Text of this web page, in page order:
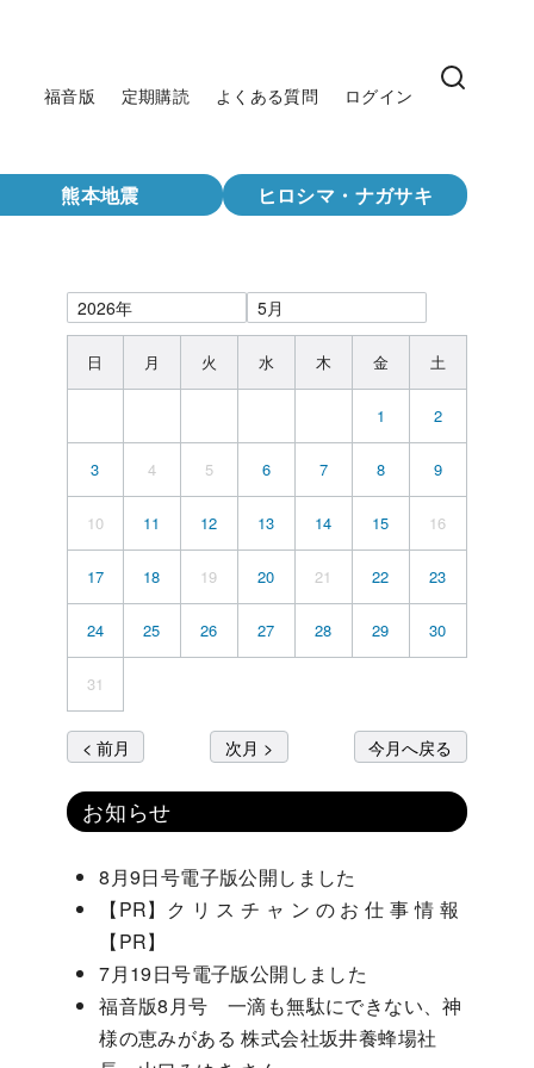
福音版 定期購読 よくある質問 ログイン
熊本地震 ヒロシマ・ナガサキ
日 月 火 水 木 金 土
1 2
3 4 5 6 7 8 9
10 11 12 13 14 15 16
17 18 19 20 21 22 23
24 25 26 27 28 29 30
31
< 前月 次月 > 今月へ戻る
お知らせ
8月9日号電子版公開しました
【PR】ク リ ス チ ャ ン の お 仕 事 情 報
【PR】
7月19日号電子版公開しました
福音版8月号 一滴も無駄にできない、神
様の恵みがある 株式会社坂井養蜂場社